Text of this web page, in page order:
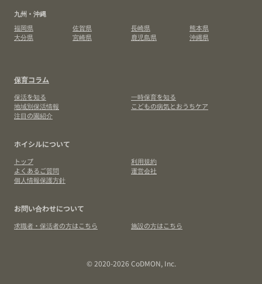
九州・沖縄
福岡県
佐賀県 長崎県
熊本県
大分県
宮崎県 鹿児島県 沖縄県
保育コラム
保活を知る
一時保育を知る
地域別保活情報
こどもの病気とおうちケア
注目の園紹介
ホイシルについて
トップ
利用規約
よくあるご質問
運営会社
個人情報保護方針
お問い合わせについて
求職者・保活者の方はこちら 施設の方はこちら
© 2020-2026 CoDMON, Inc.